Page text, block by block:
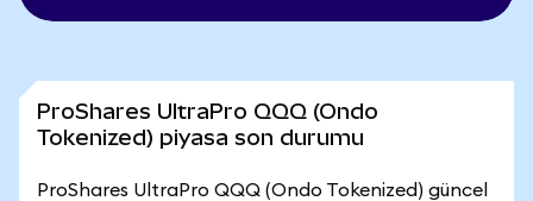
ProShares UltraPro QQQ (Ondo
Tokenized) piyasa son durumu
ProShares UltraPro QQQ (Ondo Tokenized) güncel